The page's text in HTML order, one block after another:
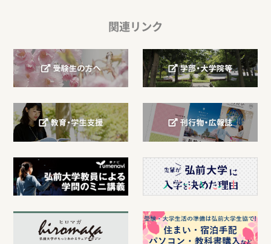
関連リンク